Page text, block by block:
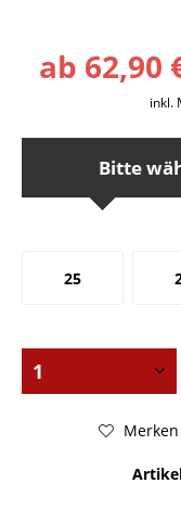
ab 62,90
inkl.
Bitte
25
Merken